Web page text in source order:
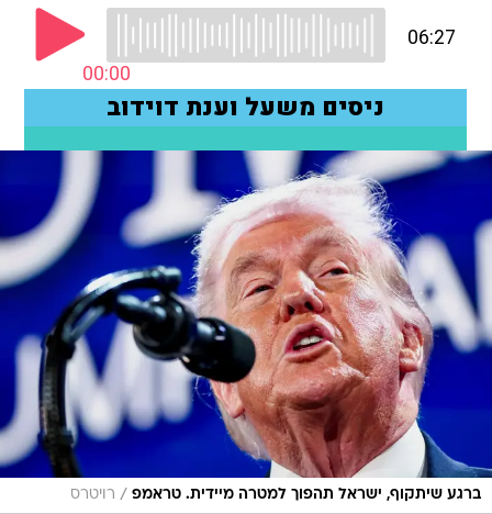
ברגע שיתקוף, ישראל תהפוך למטרה מיידית. טראמפ / רויטרס